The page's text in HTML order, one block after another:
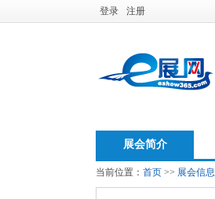
登录 注册
展会简介
当前位置： 首页 >> 展会信息